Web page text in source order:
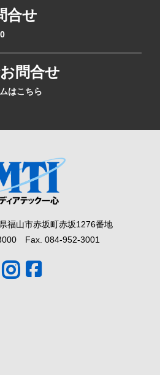
合せ
問合せ
はこちら
福山市赤坂町赤坂1276番地
Fax. 084-952-3001